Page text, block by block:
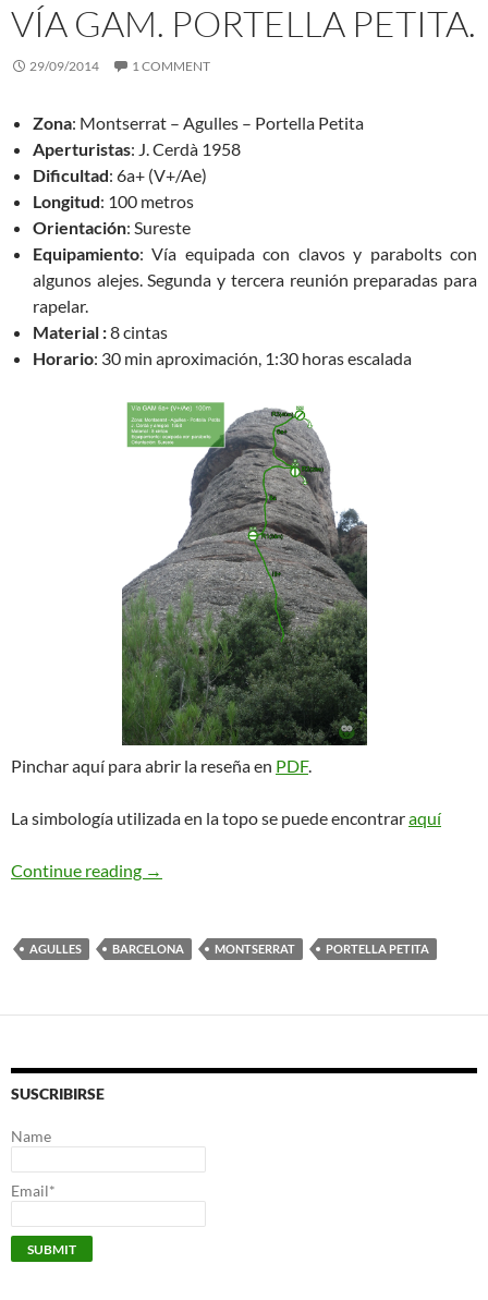
VÍA GAM. PORTELLA PETITA.
29/09/2014 1 COMMENT
Zona: Montserrat – Agulles – Portella Petita
Aperturistas: J. Cerdà 1958
Dificultad: 6a+ (V+/Ae)
Longitud: 100 metros
Orientación: Sureste
Equipamiento: Vía equipada con clavos y parabolts con
algunos alejes. Segunda y tercera reunión preparadas para
rapelar.
Material :8 cintas
Horario: 30 min aproximación, 1:30 horas escalada
Pinchar aquí para abrir la reseña en PDF.
La simbología utilizada en la topo se puede encontraraquí
Continue reading Vía GAM. Portella Petita.
→
AGULLES BARCELONA MONTSERRAT PORTELLA PETITA
SUSCRIBIRSE
Name
Email*